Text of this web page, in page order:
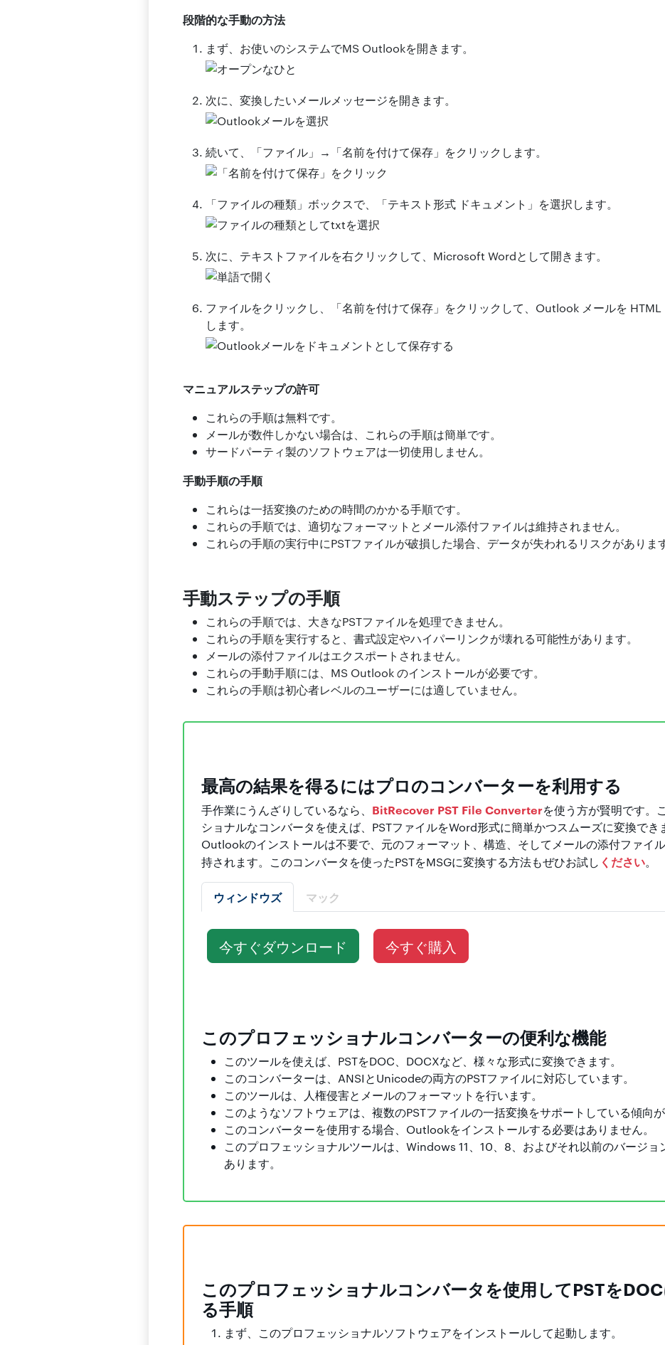
段階的な手動の方法
まず、お使いのシステムでMS Outlookを開きます。
次に、変換したいメールメッセージを開きます。
続いて、「ファイル」→「名前を付けて保存」をクリックします。
「ファイルの種類」ボックスで、「テキスト形式 ドキュメント」を選択します。
次に、テキストファイルを右クリックして、Microsoft Wordとして開きます。
ファイルをクリックし、「名前を付けて保存」をクリックして、Outlook メールを HTML
します。
マニュアルステップの許可
これらの手順は無料です。
メールが数件しかない場合は、これらの手順は簡単です。
サードパーティ製のソフトウェアは一切使用しません。
手動手順の手順
これらは一括変換のための時間のかかる手順です。
これらの手順では、適切なフォーマットとメール添付ファイルは維持されません。
これらの手順の実行中にPSTファイルが破損した場合、データが失われるリスクがあります
手動ステップの手順
これらの手順では、大きなPSTファイルを処理できません。
これらの手順を実行すると、書式設定やハイパーリンクが壊れる可能性があります。
メールの添付ファイルはエクスポートされません。
これらの手動手順には、MS Outlook のインストールが必要です。
これらの手順は初心者レベルのユーザーには適していません。
最高の結果を得るにはプロのコンバーターを利用する
手作業にうんざりしているなら、 BitRecover PST File Converterを使う方が賢明です。
ショナルなコンバータを使えば、PSTファイルをWord形式に簡単かつスムーズに変換でき
Outlookのインストールは不要で、元のフォーマット、構造、そしてメールの添付ファイ
持されます。このコンバータを使ったPSTをMSGに変換する方法もぜひお試し ください。
ウィンドウズ マック
今すぐダウンロード 今すぐ購入
このプロフェッショナルコンバーターの便利な機能
このツールを使えば、PSTをDOC、DOCXなど、様々な形式に変換できます。
このコンバーターは、ANSIとUnicodeの両方のPSTファイルに対応しています。
このツールは、人権侵害とメールのフォーマットを行います。
このようなソフトウェアは、複数のPSTファイルの一括変換をサポートしている傾向が
このコンバーターを使用する場合、Outlookをインストールする必要はありません。
このプロフェッショナルツールは、Windows 11、10、8、およびそれ以前のバージョ
あります。
このプロフェッショナルコンバータを使用してPSTを
る手順
まず、このプロフェッショナルソフトウェアをインストールして起動します。